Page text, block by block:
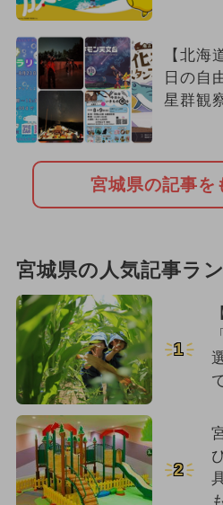
【北海
日の自
星群観
宮城県の記事を
宮城県の人気記事ラ
1
2